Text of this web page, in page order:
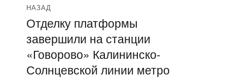
Навигация
по
записям
НАЗАД
Предыдущая
запись:
Отделку платформы
завершили на станции
«Говорово» Калининско-
Солнцевской линии метро